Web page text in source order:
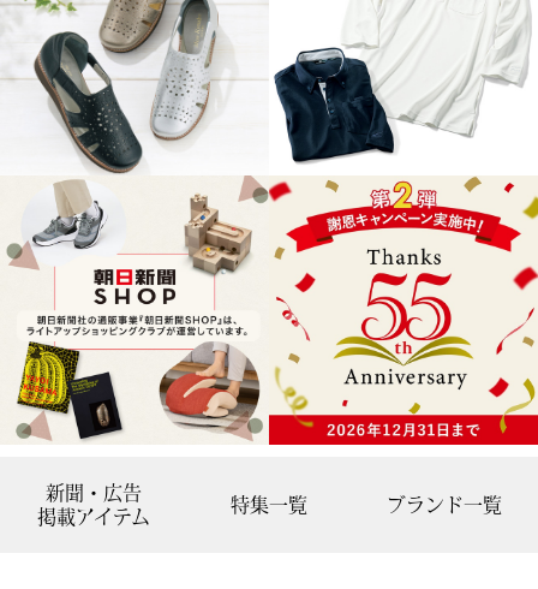
ベスト
その他
ボトムス
パンツ／スラ
ショート･クロ
デニム
新聞・広告
掲載アイテム
特集一覧 ブランド一覧